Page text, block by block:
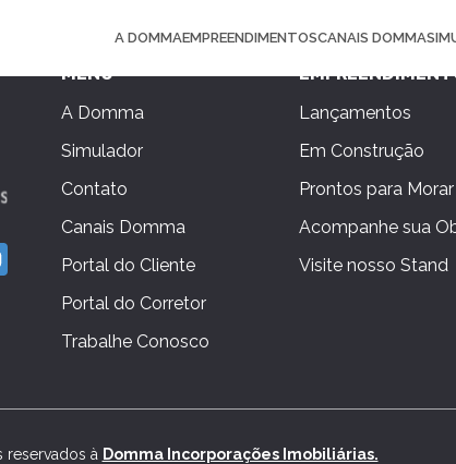
A DOMMAEMPREENDIMENTOSCANAIS DOMMA
MENU
A Domma
Simulador
Contato
Canais Domma
Portal do Cliente
Portal do Corretor
Trabalhe Conosco
Lançamentos
Em Construção
Prontos para Morar
Acompanhe sua
Visite nosso Stand
à Domma Incorporações Imobiliárias.